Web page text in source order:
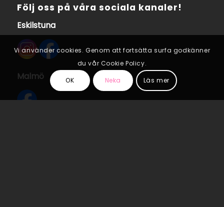
Följ oss på våra sociala kanaler!
Eskilstuna
Malmö
Vi använder cookies. Genom att fortsätta surfa godkänner
du vår Cookie Policy.
OK Neka Läs mer